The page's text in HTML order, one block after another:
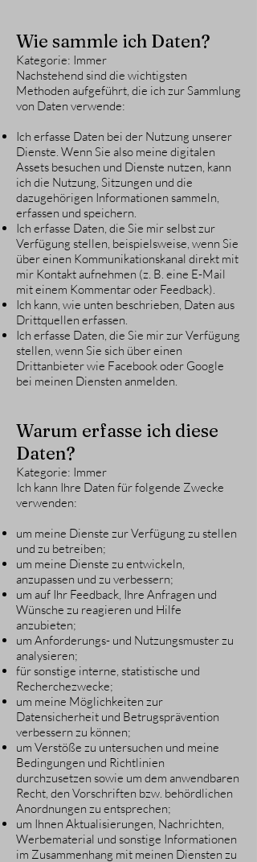
Wie sammle ich Daten?
Kategorie: Immer
Nachstehend sind die wichtigsten
Methoden aufgeführt, die ich zur Sammlung
von Daten verwende:
Ich erfasse Daten bei der Nutzung unserer
Dienste. Wenn Sie also meine digitalen
Assets besuchen und Dienste nutzen, kann
ich die Nutzung, Sitzungen und die
dazugehörigen Informationen sammeln,
erfassen und speichern.
Ich erfasse Daten, die Sie mir selbst zur
Verfügung stellen, beispielsweise, wenn Sie
über einen Kommunikationskanal direkt mit
mir Kontakt aufnehmen (z. B. eine E-Mail
mit einem Kommentar oder Feedback).
Ich kann, wie unten beschrieben, Daten aus
Drittquellen erfassen.
Ich erfasse Daten, die Sie mir zur Verfügung
stellen, wenn Sie sich über einen
Drittanbieter wie Facebook oder Google
bei meinen Diensten anmelden.
Warum erfasse ich diese
Daten?
Kategorie: Immer
Ich kann Ihre Daten für folgende Zwecke
verwenden:
um meine Dienste zur Verfügung zu stellen
und zu betreiben;
um meine Dienste zu entwickeln,
anzupassen und zu verbessern;
um auf Ihr Feedback, Ihre Anfragen und
Wünsche zu reagieren und Hilfe
anzubieten;
um Anforderungs- und Nutzungsmuster zu
analysieren;
für sonstige interne, statistische und
Recherchezwecke;
um meine Möglichkeiten zur
Datensicherheit und Betrugsprävention
verbessern zu können;
um Verstöße zu untersuchen und meine
Bedingungen und Richtlinien
durchzusetzen sowie um dem anwendbaren
Recht, den Vorschriften bzw. behördlichen
Anordnungen zu entsprechen;
um Ihnen Aktualisierungen, Nachrichten,
Werbematerial und sonstige Informationen
im Zusammenhang mit meinen Diensten zu